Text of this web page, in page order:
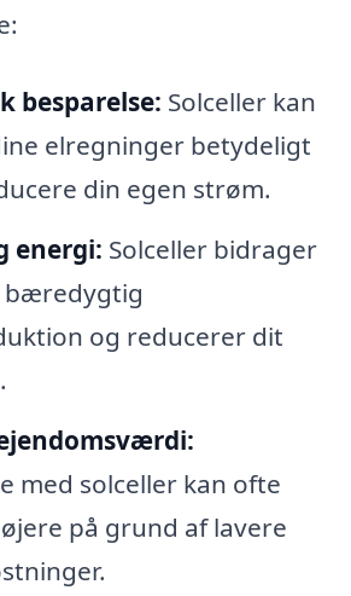
besparelse: Solceller kan
elregninger betydeligt
din egen strøm.
energi: Solceller bidrager
bæredygtig
og reducerer dit
med solceller kan ofte
på grund af lavere